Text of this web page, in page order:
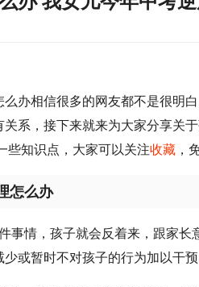
么办相信很多的网友都不是很明
系，接下来就来为大家分享关
些知识点，大家可以关注收藏 ，
怎么办
事情，孩子就会反着来，跟家
或暂时不对孩子的行为加以干